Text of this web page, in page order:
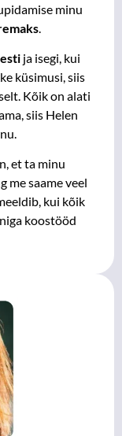
minu
ja isegi, kui
küsimusi, siis
Kõik on alati
siis Helen
et ta minu
me saame veel
kui kõik
koostööd